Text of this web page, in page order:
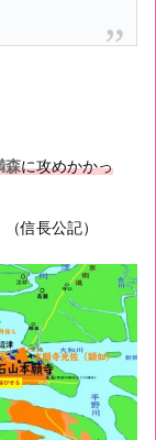
森に攻めかかっ
信長公記）